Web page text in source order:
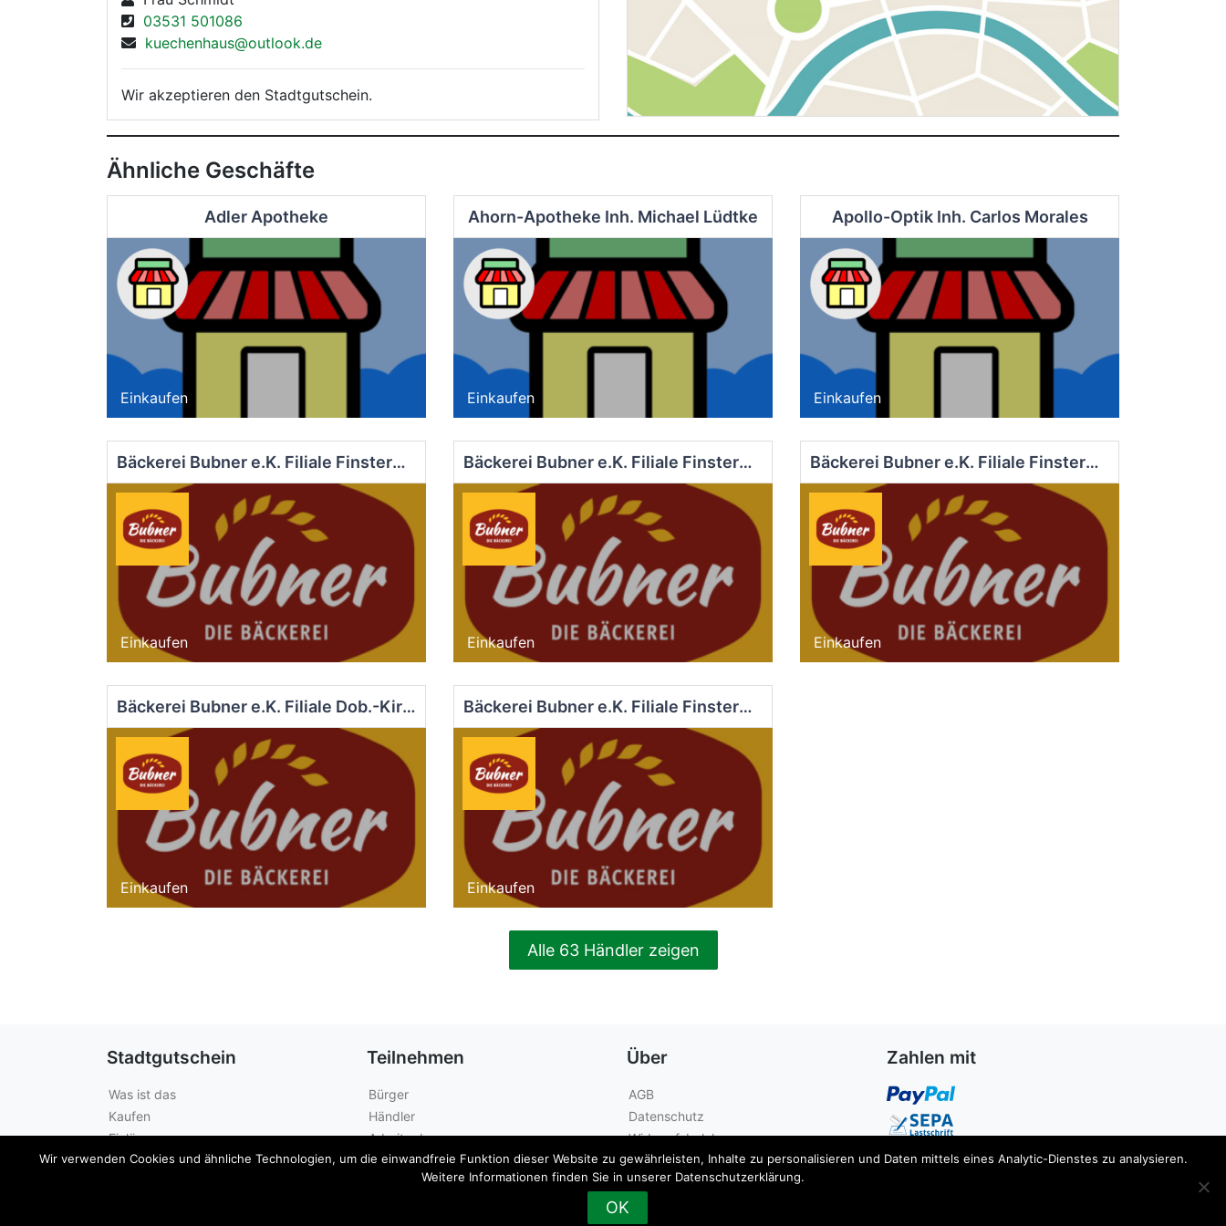
03531 501086
kuechenhaus@outlook.de
Wir akzeptieren den Stadtgutschein.
Ähnliche Geschäfte
Adler Apotheke
Einkaufen
Ahorn-Apotheke Inh. Michael Lüdtke
Einkaufen
Apollo-Optik Inh. Carlos Morales
Einkaufen
Bäckerei Bubner e.K. Filiale Finsterwalde EDEKA
Einkaufen
Bäckerei Bubner e.K. Filiale Finsterwalde Markt
Einkaufen
Bäckerei Bubner e.K. Filiale Finsterwalde Süd
Einkaufen
Bäckerei Bubner e.K. Filiale Dob.-Kirchhain Markt
Einkaufen
Bäckerei Bubner e.K. Filiale Finsterwalde Nord
Einkaufen
Alle 63 Händler zeigen
Stadtgutschein
Was ist das
Kaufen
Einlösen
Guthabenabfrage
Teilnehmen
Bürger
Händler
Arbeitgeber
Städte
Über
AGB
Datenschutz
Widerrufsbelehrung
Kontakt
Zahlen mit
Wir verwenden Cookies und ähnliche Technologien, um die einwandfreie Funktion dieser Website zu gewährleisten, Inhalte zu personalisieren und Daten mittels eines Analytic-Dienstes zu analysieren.
Weitere Informationen finden Sie in unserer Datenschutzerklärung.
OK